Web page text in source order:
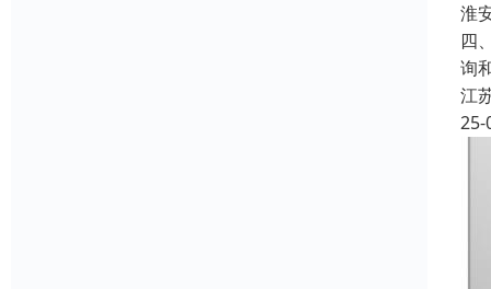
淮
四
询
江
25-